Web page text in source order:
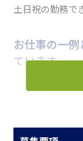
土日祝の勤務で
お仕事の一例
ています。